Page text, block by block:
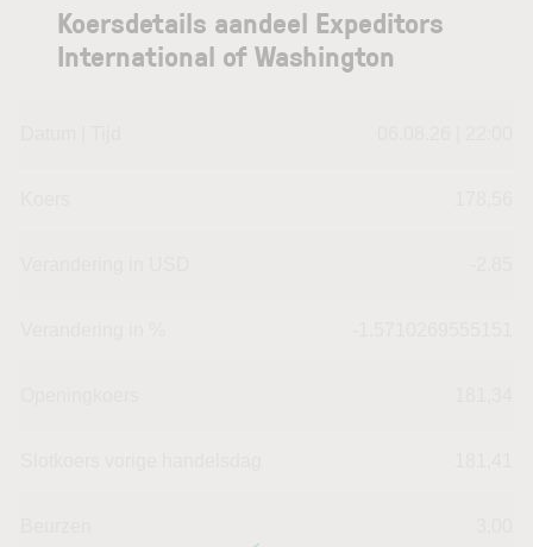
Koersdetails aandeel Expeditors
International of Washington